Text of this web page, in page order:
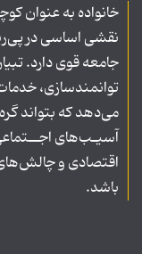
خانواده به عنوان
نقشی اساسی در
جامعه قوی دارد.
توانمندسازی،
می‌دهد که بتواند
آسیـب‌های
اقتصادی و
باشد.